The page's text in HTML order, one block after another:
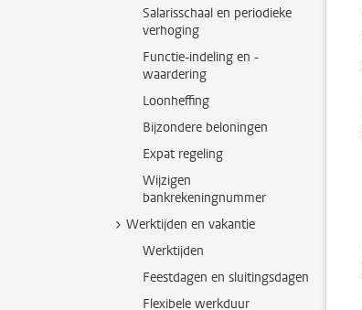
Salarisschaal en periodieke
verhoging
Functie-indeling en -
waardering
Loonheffing
Bijzondere beloningen
Expat regeling
Wijzigen
bankrekeningnummer
Werktijden en vakantie
Werktijden
Feestdagen en sluitingsdagen
Flexibele werkduur